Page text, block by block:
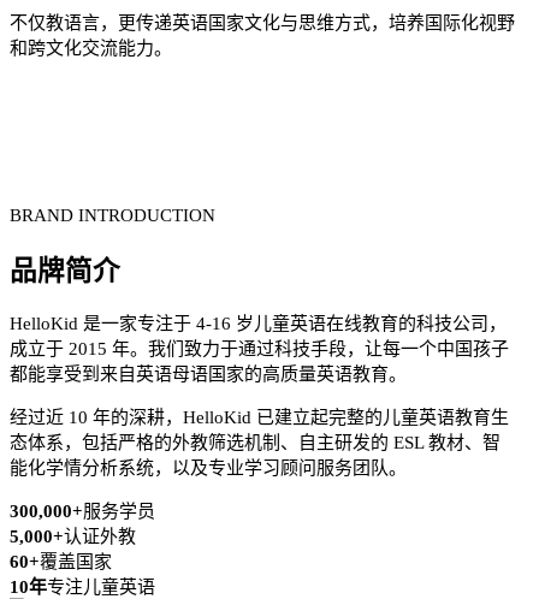
不仅教语言，更传递英语国家文化与思维方式，培养国际化视野
和跨文化交流能力。
BRAND INTRODUCTION
品牌简介
HelloKid 是一家专注于 4-16 岁儿童英语在线教育的科技公司，
成立于 2015 年。我们致力于通过科技手段，让每一个中国孩子
都能享受到来自英语母语国家的高质量英语教育。
经过近 10 年的深耕，HelloKid 已建立起完整的儿童英语教育生
态体系，包括严格的外教筛选机制、自主研发的 ESL 教材、智
能化学情分析系统，以及专业学习顾问服务团队。
300,000+服务学员
5,000+认证外教
60+覆盖国家
10年专注儿童英语